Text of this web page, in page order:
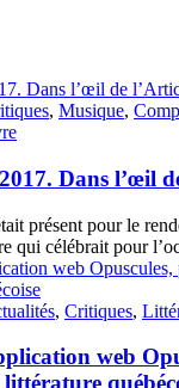
, Musique,
Dans l’œil
présent pour le
qui célébrait pour
, Critiques,
web